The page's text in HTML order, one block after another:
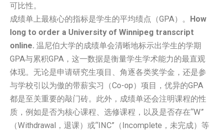
可比性。
成绩单上最核心的指标是学生的平均绩点（GPA）。 How
long to order a University of Winnipeg transcript
online. 温尼伯大学的成绩单会清晰地标示出学生的学期
GPA与累积GPA，这一数据是衡量学生学术能力的最直观
体现。无论是申请研究生项目、角逐各类奖学金，还是参
与学校引以为傲的带薪实习（Co-op）项目，优异的GPA
都是至关重要的敲门砖。此外，成绩单还会注明课程的性
质，例如是否为核心课程、选修课程，以及是否存在“W”
（Withdrawal，退课）或“INC”（Incomplete，未完成）等